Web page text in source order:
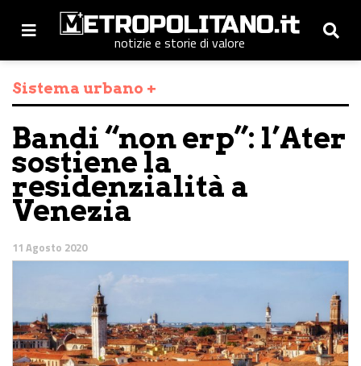
notizie e storie di valore
Sistema urbano +
Bandi “non erp”: l’Ater
sostiene la
residenzialità a
Venezia
11 Agosto 2020